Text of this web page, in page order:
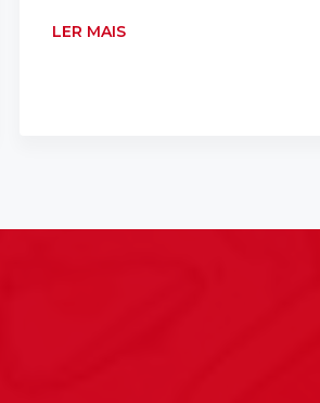
LER MAIS